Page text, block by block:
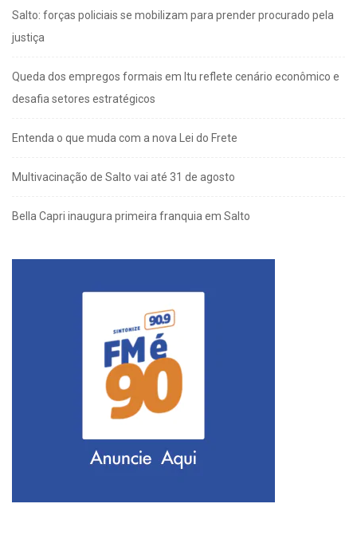
Salto: forças policiais se mobilizam para prender procurado pela
justiça
Queda dos empregos formais em Itu reflete cenário econômico e
desafia setores estratégicos
Entenda o que muda com a nova Lei do Frete
Multivacinação de Salto vai até 31 de agosto
Bella Capri inaugura primeira franquia em Salto